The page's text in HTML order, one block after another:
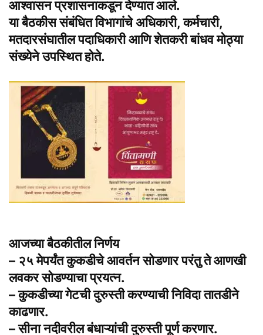
आश्वासन प्रशासनाकडून देण्यात आले.
या बैठकीस संबंधित विभागांचे अधिकारी, कर्मचारी,
मतदारसंघातील पदाधिकारी आणि शेतकरी बांधव मोठ्या
संख्येने उपस्थित होते.
आजच्या बैठकीतील निर्णय
– २५ मेपर्यंत कुकडीचे आवर्तन सोडणार परंतु ते आणखी
लवकर सोडण्याचा प्रयत्न.
– कुकडीच्या गेटची दुरुस्ती करण्याची निविदा तातडीने
काढणार.
– सीना नदीवरील बंधाऱ्यांची दुरुस्ती पूर्ण करणार.